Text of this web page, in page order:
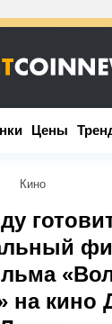
Цены
Цены
Кино
на кино